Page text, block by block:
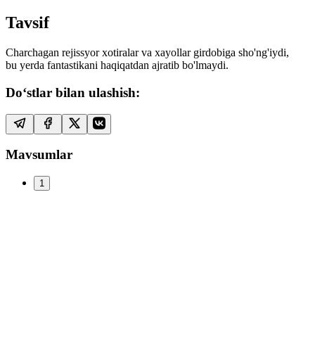
Tavsif
Charchagan rejissyor xotiralar va xayollar girdobiga sho'ng'iydi,
bu yerda fantastikani haqiqatdan ajratib bo'lmaydi.
Do‘stlar bilan ulashish:
Mavsumlar
1